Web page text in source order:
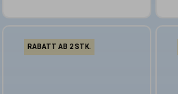
RABATT AB 2 STK.